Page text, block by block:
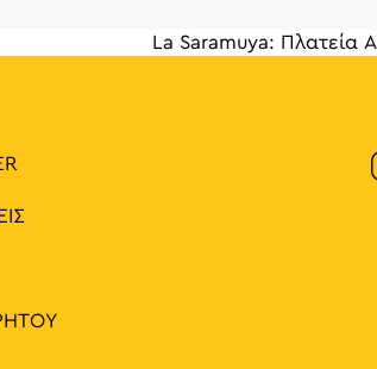
La Saramuya: Πλατεία